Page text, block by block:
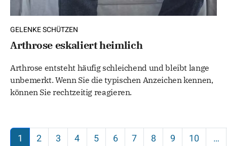
GELENKE SCHÜTZEN
Arthrose eskaliert heimlich
Arthrose entsteht häufig schleichend und bleibt lange
unbemerkt. Wenn Sie die typischen Anzeichen kennen,
können Sie rechtzeitig reagieren.
1 2 3 4 5 6 7 8 9 10 …